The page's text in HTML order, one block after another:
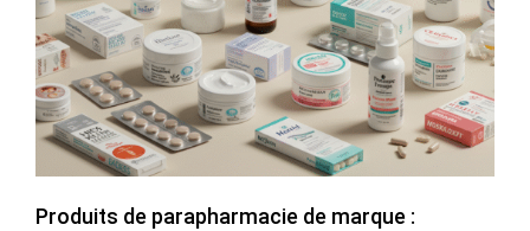
Produits de parapharmacie de marque :